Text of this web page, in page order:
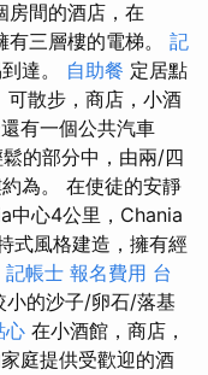
房間的酒店，在
三層樓的電梯。 記
達。 自助餐 定居點
可散步，商店，小酒
有一個公共汽車
的部分中，由兩/四
為。 在使徒的安靜
中心4公里，Chania
式風格建造，擁有經
記帳士 報名費用 台
小的沙子/卵石/落基
心 在小酒館，商店，
庭提供受歡迎的酒